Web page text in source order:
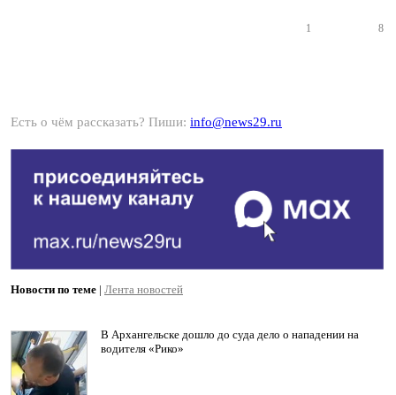
1 8
Есть о чём рассказать? Пиши: info@news29.ru
Новости по теме | Лента новостей
В Архангельске дошло до суда дело о нападении на
водителя «Рико»